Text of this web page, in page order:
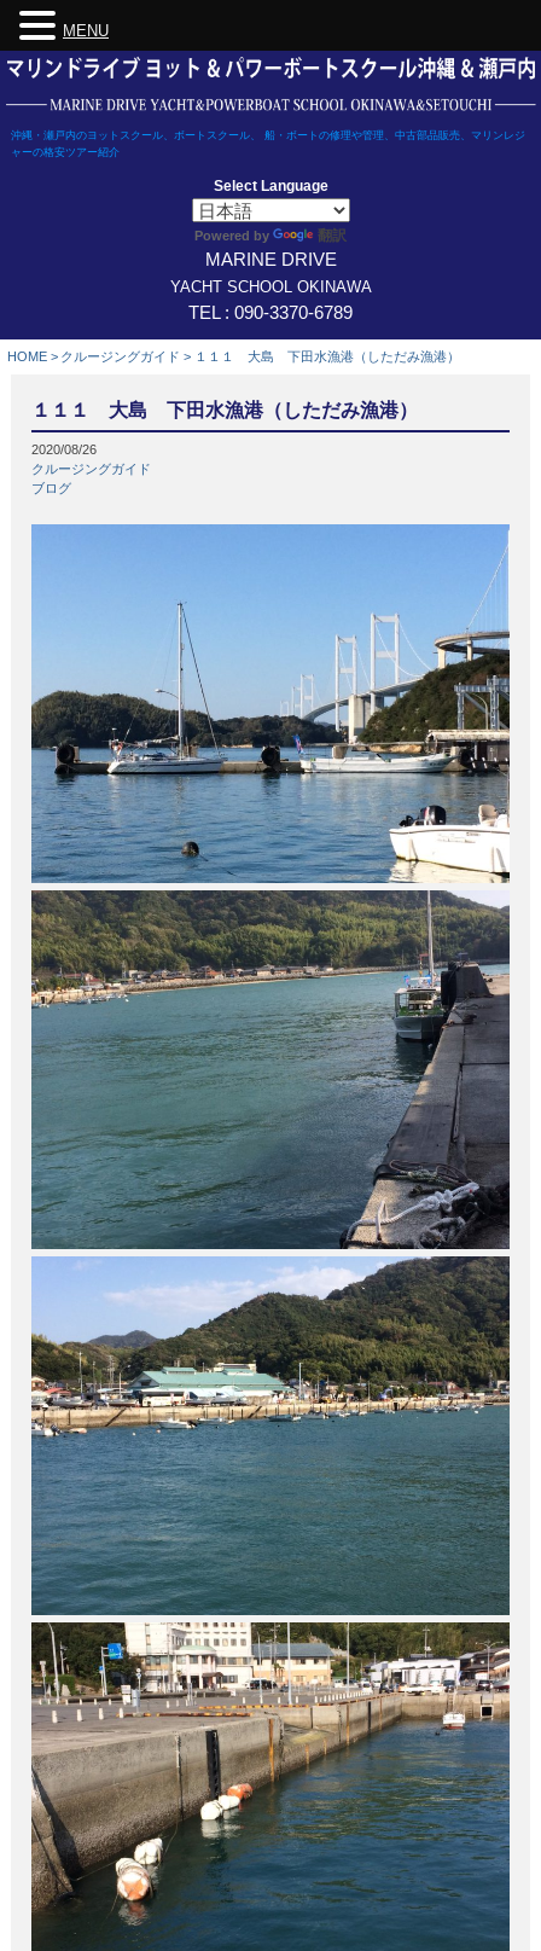
Skip
content
沖縄・瀬戸内のヨットスクール、ボートスクール、 船・ボートの修理や管理、中古部品販売、マリンレジ
ャーの格安ツアー紹介
Select Language
Powered by 翻訳
MARINE DRIVE
YACHT SCHOOL OKINAWA
TEL : 090-3370-6789
HOME > クルージングガイド > １１１ 大島 下田水漁港（しただみ漁港）
１１１ 大島 下田水漁港（しただみ漁港）
2020/08/26
クルージングガイド
ブログ
MENU